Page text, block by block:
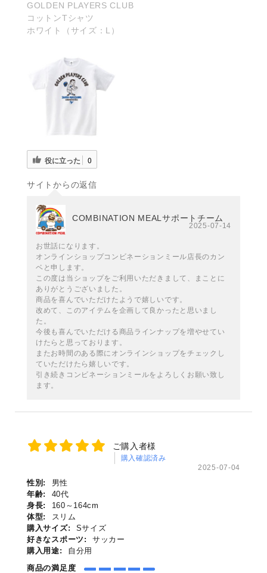
GOLDEN PLAYERS CLUB
コットンTシャツ
ホワイト（サイズ：L）
役に立った 0
サイトからの返信
COMBINATION MEALサポートチーム
2025-07-14
お世話になります。
オンラインショップコンビネーションミール店長のカン
ベと申します。
この度は当ショップをご利用いただきまして、まことに
ありがとうございました。
商品を喜んでいただけたようで嬉しいです。
改めて、このアイテムを企画して良かったと思いまし
た。
今後も喜んでいただける商品ラインナップを増やせてい
けたらと思っております。
またお時間のある際にオンラインショップをチェックし
ていただけたら嬉しいです。
引き続きコンビネーションミールをよろしくお願い致し
ます。
ご購入者様
購入確認済み
2025-07-04
性別:
男性
年齢:
40代
身長:
160～164cm
体型:
スリム
購入サイズ:
Sサイズ
好きなスポーツ:
サッカー
購入用途:
自分用
商品の満足度